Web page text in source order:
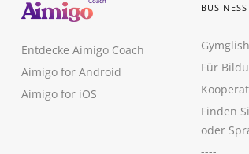
Entdecke Aimigo Coach
Aimigo for Android
Aimigo for iOS
BUSINESS
Für
Finden
oder